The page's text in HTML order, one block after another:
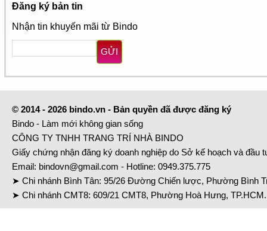
Đăng ký bản tin
Nhận tin khuyến mãi từ Bindo
GỬI
© 2014 - 2026 bindo.vn - Bản quyền đã được đăng ký
Bindo - Làm mới không gian sống
CÔNG TY TNHH TRANG TRÍ NHÀ BINDO
Giấy chứng nhận đăng ký doanh nghiệp do Sở kế hoạch và đầu
Email: bindovn@gmail.com - Hotline: 0949.375.775
➤ Chi nhánh Bình Tân: 95/26 Đường Chiến lược, Phường Bình
➤ Chi nhánh CMT8: 609/21 CMT8, Phường Hoà Hưng,